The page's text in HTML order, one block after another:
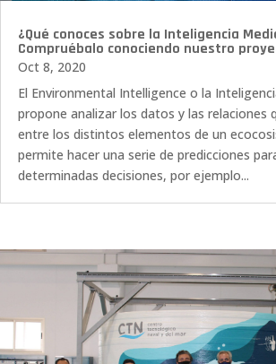
¿Qué conoces sobre la Inteligencia
Compruébalo conociendo nuestro
Oct 8, 2020
El Environmental Intelligence o la
propone analizar los datos y las relaciones
entre los distintos elementos de un
permite hacer una serie de predicciones
determinadas decisiones, por ejemplo...